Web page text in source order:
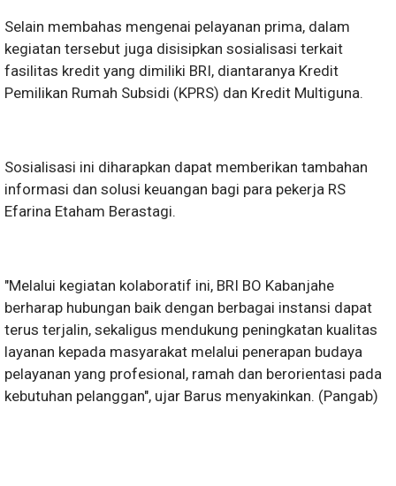
Selain membahas mengenai pelayanan prima, dalam
kegiatan tersebut juga disisipkan sosialisasi terkait
fasilitas kredit yang dimiliki BRI, diantaranya Kredit
Pemilikan Rumah Subsidi (KPRS) dan Kredit Multiguna.
Sosialisasi ini diharapkan dapat memberikan tambahan
informasi dan solusi keuangan bagi para pekerja RS
Efarina Etaham Berastagi.
"Melalui kegiatan kolaboratif ini, BRI BO Kabanjahe
berharap hubungan baik dengan berbagai instansi dapat
terus terjalin, sekaligus mendukung peningkatan kualitas
layanan kepada masyarakat melalui penerapan budaya
pelayanan yang profesional, ramah dan berorientasi pada
kebutuhan pelanggan", ujar Barus menyakinkan. (Pangab)